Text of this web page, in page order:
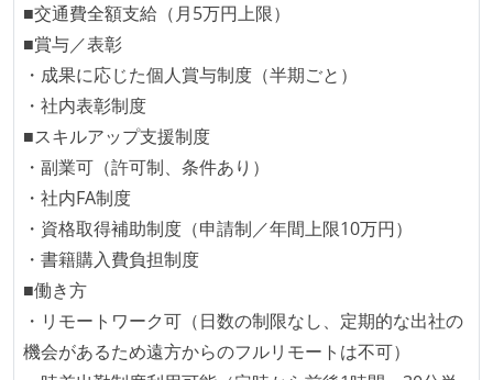
1ヶ月以下の短い期間でのイテレーション開発を実践
している
デイリーでスタンドアップミーティング、またはそれ
に準じるチーム内の打ち合わせを行っている
イテレーションの最後などに、定期的にチームでふり
かえりミーティングを行っている
タスク見積もりの単位には絶対量（人日など）ではな
く相対ポイントを用い、極力複数人の意見を調整する
形で行っている
継続的なデプロイ（デリバリー）を行っている
ワークフローの整備
■交通費全額支給（月5万円上限）
■賞与／表彰
・成果に応じた個人賞与制度（半期ごと）
・社内表彰制度
■スキルアップ支援制度
・副業可（許可制、条件あり）
・社内FA制度
・資格取得補助制度（申請制／年間上限10万円）
・書籍購入費負担制度
■働き方
・リモートワーク可（日数の制限なし、定期的な出社の
機会があるため遠方からのフルリモートは不可）